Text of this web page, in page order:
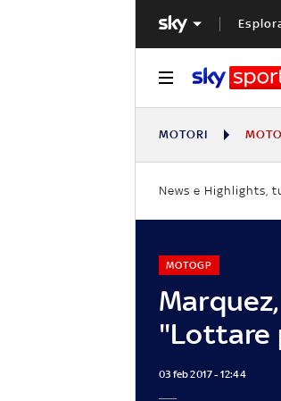
MOTORI
News e Highlights,
"Lottare
MOTOGP
03 feb 2017 - 12:44